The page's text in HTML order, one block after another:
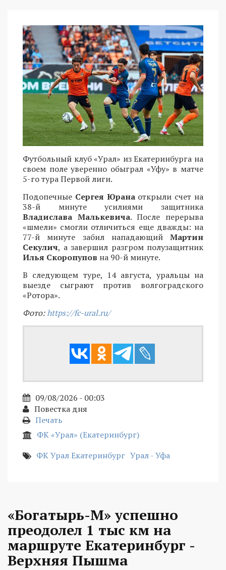
Футбольный клуб «Урал» из Екатеринбурга на
своем поле уверенно обыграл «Уфу» в матче
5-го тура Первой лиги.
Подопечные Сергея Юрана открыли счет на
38-й минуте усилиями защитника
Владислава Малькевича. После перерыва
«шмели» смогли отличиться еще дважды: на
77-й минуте забил нападающий Мартин
Секулич, а завершил разгром полузащитник
Илья Скоропупов на 90-й минуте.
В следующем туре, 14 августа, уральцы на
выезде сыграют против волгоградского
«Ротора».
Фото:https://fc-ural.ru/
09/08/2026 - 00:03
Повестка дня
Печать
ФК «Урал» (Екатеринбург)
ФК Урал Екатеринбург Урал - Уфа
«Богатырь-М» успешно
преодолел 1 тыс км на
маршруте Екатеринбург -
Верхняя Пышма